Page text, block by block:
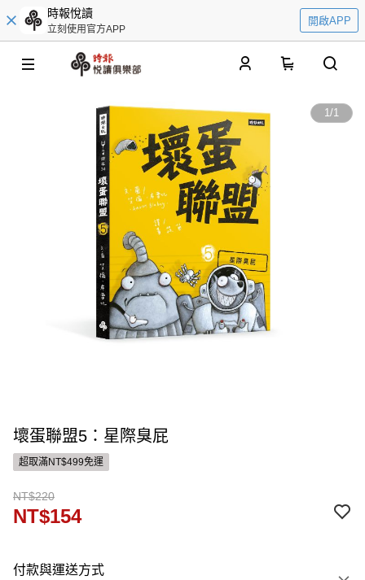
時報悅讀
立刻使用官方APP
開啟APP
1/1
壞蛋聯盟5：星際臭屁
超取滿NT$499免運
NT$220
NT$154
付款與運送方式